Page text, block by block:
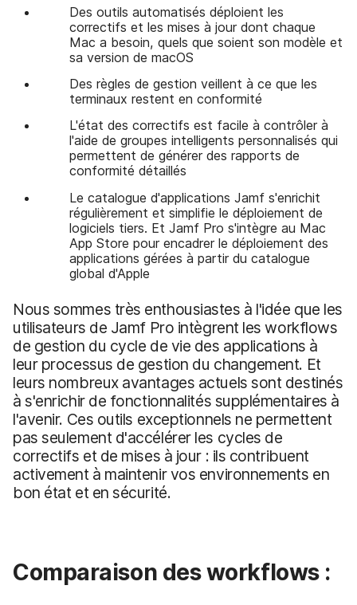
Des outils automatisés déploient les
correctifs et les mises à jour dont chaque
Mac a besoin, quels que soient son modèle et
sa version de macOS
Des règles de gestion veillent à ce que les
terminaux restent en conformité
L'état des correctifs est facile à contrôler à
l'aide de groupes intelligents personnalisés qui
permettent de générer des rapports de
conformité détaillés
Le catalogue d'applications Jamf s'enrichit
régulièrement et simplifie le déploiement de
logiciels tiers. Et Jamf Pro s'intègre au Mac
App Store pour encadrer le déploiement des
applications gérées à partir du catalogue
global d'Apple
Nous sommes très enthousiastes à l'idée que les
utilisateurs de Jamf Pro intègrent les workflows
de gestion du cycle de vie des applications à
leur processus de gestion du changement. Et
leurs nombreux avantages actuels sont destinés
à s'enrichir de fonctionnalités supplémentaires à
l'avenir. Ces outils exceptionnels ne permettent
pas seulement d'accélérer les cycles de
correctifs et de mises à jour : ils contribuent
activement à maintenir vos environnements en
bon état et en sécurité.
Comparaison des workflows :